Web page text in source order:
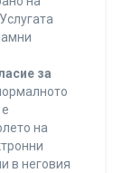
за
на
в неговия